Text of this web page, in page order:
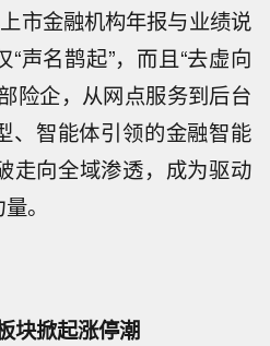
市金融机构年报与业绩说
声名鹊起”，而且“去虚向
险企，从网点服务到后台
、智能体引领的金融智能
走向全域渗透，成为驱动
。
块掀起涨停潮